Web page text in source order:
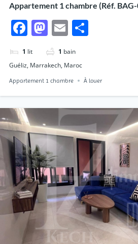
Appartement 1 chambre (Réf.
Facebook
Mastodon
Email
1 lit 1 bain
Guéliz, Marrakech, Maroc
Appartement 1 chambre À louer